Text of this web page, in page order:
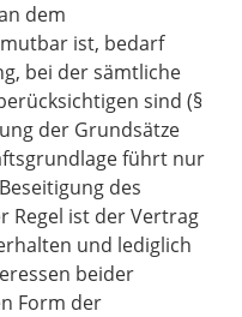
dem
ist, bedarf
bei der sämtliche
sind (§
der Grundsätze
führt nur
des
Regel ist der Vertrag
und lediglich
beider
Form der